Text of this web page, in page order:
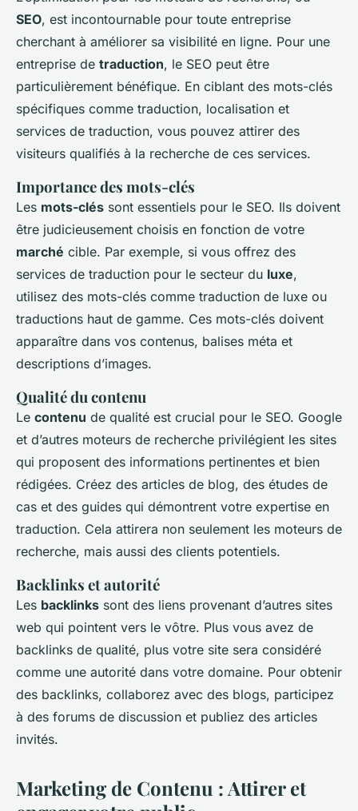
SEO, est incontournable pour toute entreprise
cherchant à améliorer sa visibilité en ligne. Pour une
entreprise de traduction, le SEO peut être
particulièrement bénéfique. En ciblant des mots-clés
spécifiques comme traduction, localisation et
services de traduction, vous pouvez attirer des
visiteurs qualifiés à la recherche de ces services.
Importance des mots-clés
Les mots-clés sont essentiels pour le SEO. Ils doivent
être judicieusement choisis en fonction de votre
marché cible. Par exemple, si vous offrez des
services de traduction pour le secteur du luxe,
utilisez des mots-clés comme traduction de luxe ou
traductions haut de gamme. Ces mots-clés doivent
apparaître dans vos contenus, balises méta et
descriptions d’images.
Qualité du contenu
Le contenu de qualité est crucial pour le SEO. Google
et d’autres moteurs de recherche privilégient les sites
qui proposent des informations pertinentes et bien
rédigées. Créez des articles de blog, des études de
cas et des guides qui démontrent votre expertise en
traduction. Cela attirera non seulement les moteurs de
recherche, mais aussi des clients potentiels.
Backlinks et autorité
Les backlinks sont des liens provenant d’autres sites
web qui pointent vers le vôtre. Plus vous avez de
backlinks de qualité, plus votre site sera considéré
comme une autorité dans votre domaine. Pour obtenir
des backlinks, collaborez avec des blogs, participez
à des forums de discussion et publiez des articles
invités.
Marketing de Contenu : Attirer et